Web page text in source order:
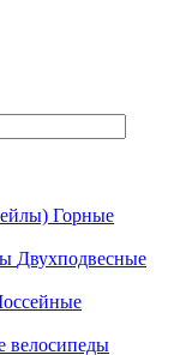
Горные
Двухподвесные